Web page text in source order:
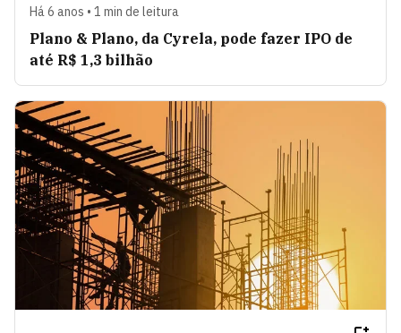
Há 6 anos • 1 min de leitura
Plano & Plano, da Cyrela, pode fazer IPO de
até R$ 1,3 bilhão